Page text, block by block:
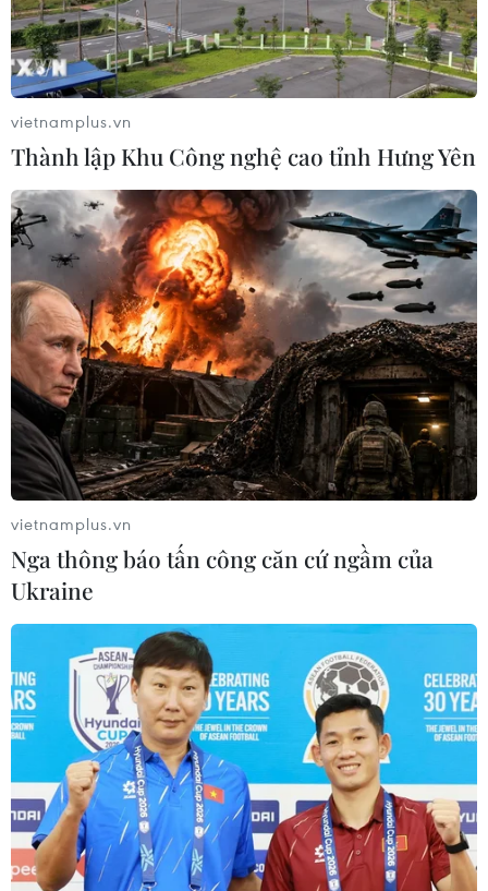
từng có trong lịch sử"
19/06/2017 09:31
Bộ trưởng phụ trách Brexit của Anh David Davis khẳng
định Anh muốn có một "quan hệ đối tác mới, sâu sắc và
đặc biệt" với EU.
EU và Anh thống nhất các ưu tiên và lịch
trình đàm phán Brexit
19/06/2017 22:55
Mục tiêu được cả EU và Anh thống nhất vạch ra là đến
mùa Thu, hai bên sẽ chuyển sang giai đoạn đàm phán
về các nội dung liên quan đến vấn đề quan hệ thương
mại trong tương lai giữa EU và London.
vietnamplus.vn
Thành lập Khu Công nghệ cao tỉnh Hưng Yên
vietnamplus.vn
Nga thông báo tấn công căn cứ ngầm của
Ukraine